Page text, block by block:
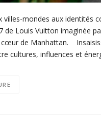
villes-mondes aux identités
de Louis Vuitton imaginée
de Manhattan.
cultures, influences et